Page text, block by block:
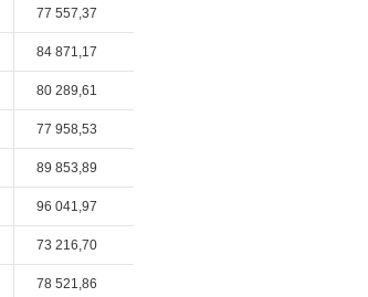
77 557,37
84 871,17
80 289,61
77 958,53
89 853,89
96 041,97
73 216,70
78 521,86